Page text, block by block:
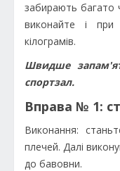
забирають багато
виконайте і при
кілограмів.
Швидше
спортзал.
Вправа № 1:
Виконання:
плечей. Далі
до бавовни.